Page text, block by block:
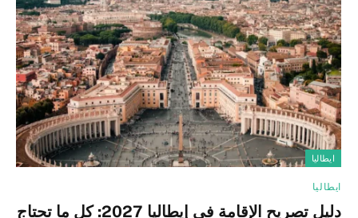
ايطاليا
ايطاليا
دليل تصريح الإقامة في إيطاليا 2027: كل ما تحتاج